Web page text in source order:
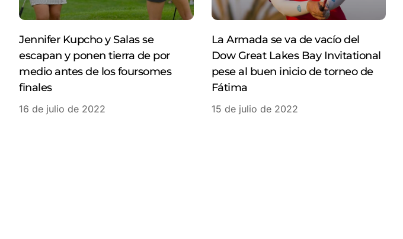
Jennifer Kupcho y Salas se
escapan y ponen tierra de por
medio antes de los foursomes
finales
16 de julio de 2022
La Armada se va de vacío del
Dow Great Lakes Bay Invitational
pese al buen inicio de torneo de
Fátima
15 de julio de 2022